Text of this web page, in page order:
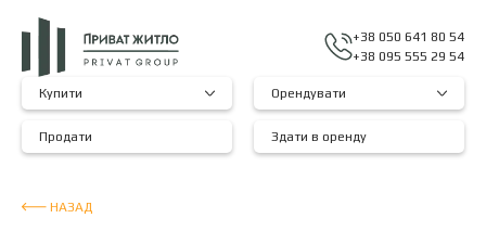
+38 050 641 80 54
+38 095 555 29 54
Купити Орендувати
Продати Здати в оренду
НАЗАД